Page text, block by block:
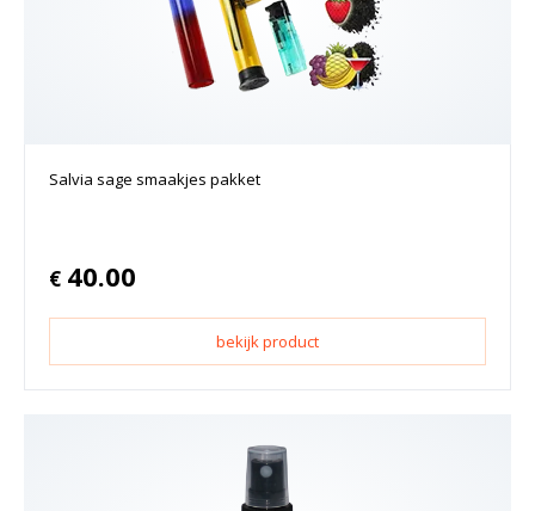
Salvia sage smaakjes pakket
€ 40.00
bekijk product